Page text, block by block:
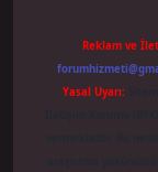
Reklam ve
Yasal Uyarı: